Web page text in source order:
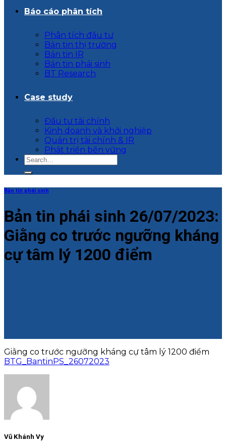
Báo cáo phân tích
Phân tích đầu tư
Bản tin thị trường
Bản tin IR
Bản tin phái sinh
BT Research
Case study
Đầu tư tài chính
Kinh doanh và khởi nghiệp
Quản trị tài chính & IR
Phát triển bền vững
Bản tin phái sinh
Bản tin phái sinh 26/07/2023:
Giằng co trước ngưỡng kháng
cự tâm lý 1200 điểm
Giằng co trước ngưỡng kháng cự tâm lý 1200 điểm
BTG_BantinPS_26072023
Vũ Khánh Vy